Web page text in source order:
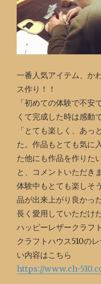
一番人気アイテム、か
ス作り！！
「初めての体験で不安
くて完成した時は感動
「とても楽しく、あっ
た。作品もとても気に
た他にも作品を作りた
と、コメントいただき
体験中もとても楽しそ
品が出来上がり良かっ
長く愛用していただけ
ハッピーレザークラフ
クラフトハウス510の
い内容はこちら
https://www.ch-